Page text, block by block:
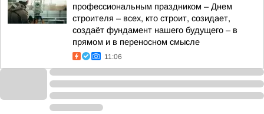
профессиональным праздником – Днем
строителя – всех, кто строит, созидает,
создаёт фундамент нашего будущего – в
прямом и в переносном смысле
11:06